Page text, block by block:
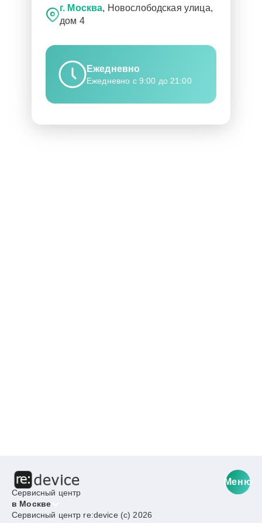
г. Москва, Новослободская улица,
дом 4
Ежедневно
Ежедневно с 9:00 до 21:00
Сервисный центр
в Москве
Меню
Сервисный центр re:device (c) 2026